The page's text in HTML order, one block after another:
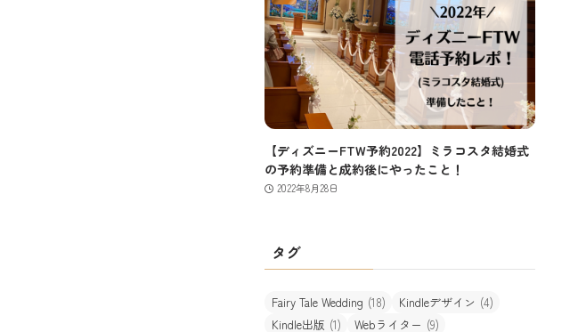
【ディズニーFTW予約2022】ミラコスタ結婚式
の予約準備と成約後にやったこと！
2022年8月28日
タグ
Fairy Tale Wedding (18) Kindleデザイン (4)
Kindle出版 (1) Webライター (9)